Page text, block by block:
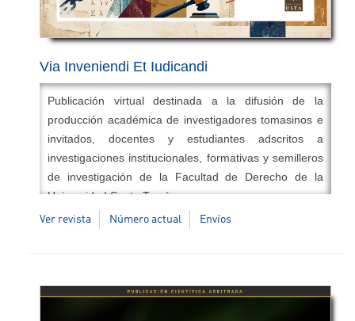
Via Inveniendi Et Iudicandi
Publicación virtual destinada a la difusión de la
producción académica de investigadores tomasinos e
invitados, docentes y estudiantes adscritos a
investigaciones institucionales, formativas y semilleros
de investigación de la Facultad de Derecho de la
Universidad Santo Tomás.
Temáticas:
Derecho, política, sociología jurídica.
Correo electrónico: revistaviei@usta.edu.co
Ver revista Número actual Envíos